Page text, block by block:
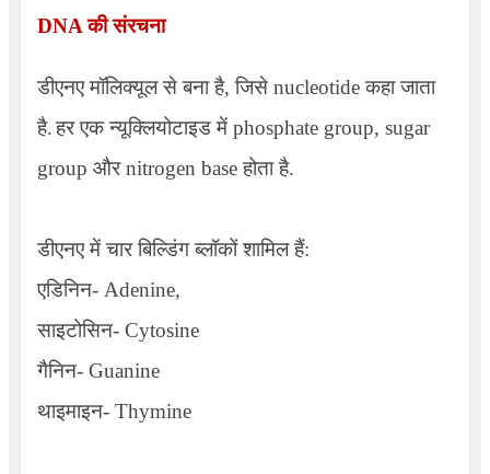
DNAकी संरचना
डीएनए मॉलिक्यूल से बना है, जिसे nucleotideकहा जाता
है.हर एक न्यूक्लियोटाइड में phosphate group, sugar
group औरnitrogen baseहोता है.
डीएनए में चार बिल्डिंग ब्लॉकों शामिल हैं:
एडिनिन- Adenine,
साइटोसिन- Cytosine
गैनिन- Guanine
थाइमाइन- Thymine